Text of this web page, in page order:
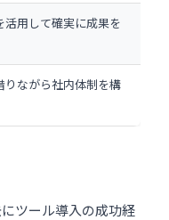
活用して確実に成果を
りながら社内体制を構
ツール導入の成功経